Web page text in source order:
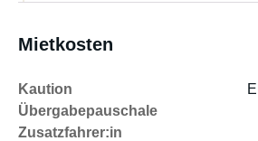
Mietkosten
Kaution
Übergabepauschale
Zusatzfahrer:in